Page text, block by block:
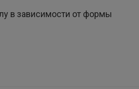
в зависимости от формы